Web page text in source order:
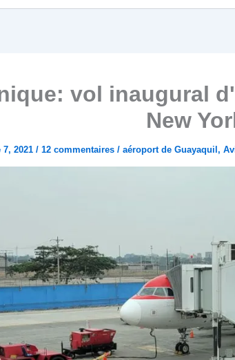
vol inaugural
New
7, 2021 / 12 commentaires / aéroport de Guayaquil ,